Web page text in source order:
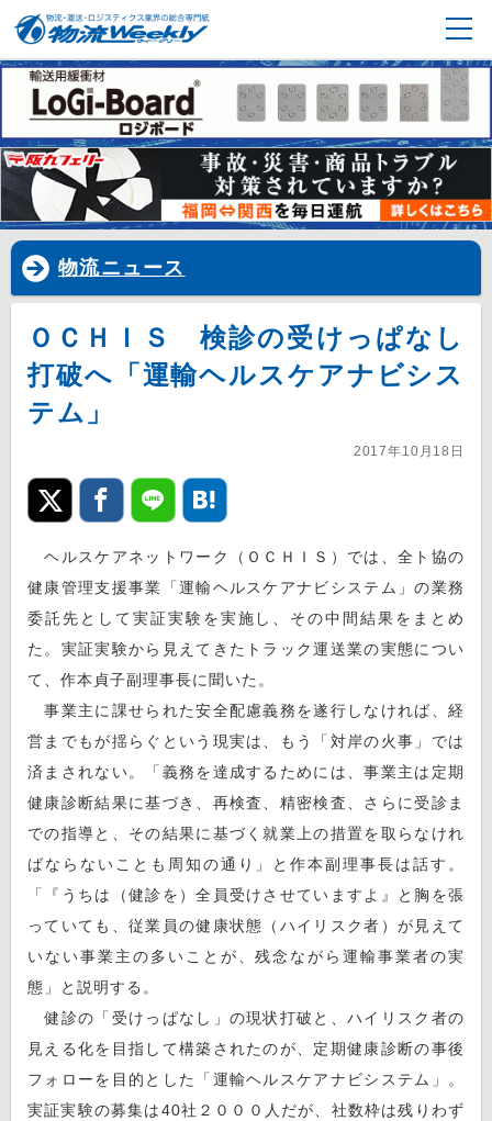
物流ニュース
ＯＣＨＩＳ 検診の受けっぱなし
打破へ「運輸ヘルスケアナビシス
テム」
2017年10月18日
ヘルスケアネットワーク（ＯＣＨＩＳ）では、全ト協の
健康管理支援事業「運輸ヘルスケアナビシステム」の業務
委託先として実証実験を実施し、その中間結果をまとめ
た。実証実験から見えてきたトラック運送業の実態につい
て、作本貞子副理事長に聞いた。
事業主に課せられた安全配慮義務を遂行しなければ、経
営までもが揺らぐという現実は、もう「対岸の火事」では
済まされない。「義務を達成するためには、事業主は定期
健康診断結果に基づき、再検査、精密検査、さらに受診ま
での指導と、その結果に基づく就業上の措置を取らなけれ
ばならないことも周知の通り」と作本副理事長は話す。
「『うちは（健診を）全員受けさせていますよ』と胸を張
っていても、従業員の健康状態（ハイリスク者）が見えて
いない事業主の多いことが、残念ながら運輸事業者の実
態」と説明する。
健診の「受けっぱなし」の現状打破と、ハイリスク者の
見える化を目指して構築されたのが、定期健康診断の事後
フォローを目的とした「運輸ヘルスケアナビシステム」。
実証実験の募集は40社２０００人だが、社数枠は残りわず